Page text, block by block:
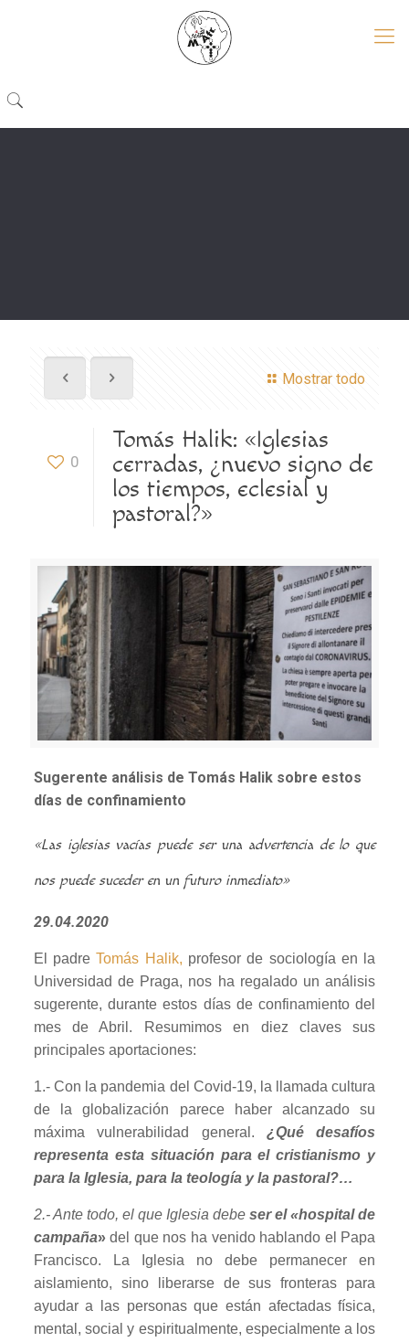
Mostrar todo
0
Tomás Halik: «Iglesias
cerradas, ¿nuevo signo de
los tiempos, eclesial y
pastoral?»
Sugerente análisis de Tomás Halik sobre estos
días de confinamiento
«Las iglesias vacías puede ser una advertencia de lo que
nos puede suceder en un futuro inmediato»
29.04.2020
El padreTomás Halik, profesor de sociología en la
Universidad de Praga, nos ha regalado un análisis
sugerente, durante estos días de confinamiento del
mes de Abril. Resumimos en diez claves sus
principales aportaciones:
1.- Con la pandemia del Covid-19, la llamada cultura
de la globalización parece haber alcanzado su
máxima vulnerabilidad general. ¿Qué desafíos
representa esta situación para el cristianismo y
para la Iglesia, para la teología y la pastoral?…
2.- Ante todo, el que Iglesia debeser el «hospital de
campaña»del que nos ha venido hablando el Papa
Francisco. La Iglesia no debe permanecer en
aislamiento, sino liberarse de sus fronteras para
ayudar a las personas que están afectadas física,
mental, social y espiritualmente, especialmente a los